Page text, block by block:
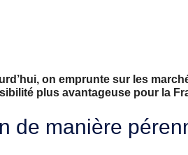
on emprunte sur les
plus avantageuse pour la
de manière